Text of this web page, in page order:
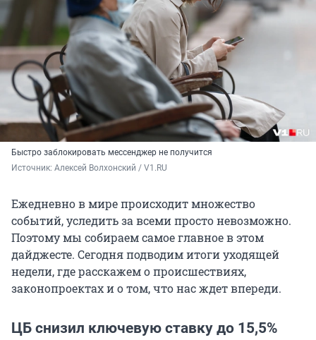
Быстро заблокировать мессенджер не получится
Источник: Алексей Волхонский / V1.RU
Ежедневно в мире происходит множество
событий, уследить за всеми просто невозможно.
Поэтому мы собираем самое главное в этом
дайджесте. Сегодня подводим итоги уходящей
недели, где расскажем о происшествиях,
законопроектах и о том, что нас ждет впереди.
ЦБ снизил ключевую ставку до 15,5%